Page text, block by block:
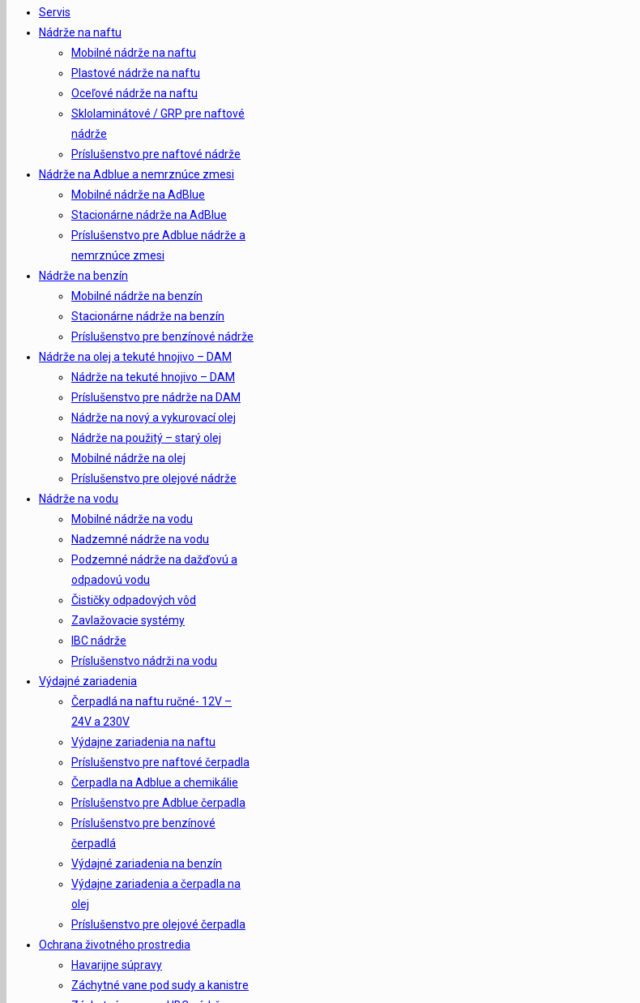
Servis
Nádrže na naftu
Mobilné nádrže na naftu
Plastové nádrže na naftu
Oceľové nádrže na naftu
Sklolaminátové / GRP pre naftové
nádrže
Príslušenstvo pre naftové nádrže
Nádrže na Adblue a nemrznúce zmesi
Mobilné nádrže na AdBlue
Stacionárne nádrže na AdBlue
Príslušenstvo pre Adblue nádrže a
nemrznúce zmesi
Nádrže na benzín
Mobilné nádrže na benzín
Stacionárne nádrže na benzín
Príslušenstvo pre benzínové nádrže
Nádrže na olej a tekuté hnojivo – DAM
Nádrže na tekuté hnojivo – DAM
Príslušenstvo pre nádrže na DAM
Nádrže na nový a vykurovací olej
Nádrže na použitý – starý olej
Mobilné nádrže na olej
Príslušenstvo pre olejové nádrže
Nádrže na vodu
Mobilné nádrže na vodu
Nadzemné nádrže na vodu
Podzemné nádrže na dažďovú a
odpadovú vodu
Čističky odpadových vôd
Zavlažovacie systémy
IBC nádrže
Príslušenstvo nádrži na vodu
Výdajné zariadenia
Čerpadlá na naftu ručné- 12V –
24V a 230V
Výdajne zariadenia na naftu
Príslušenstvo pre naftové čerpadla
Čerpadla na Adblue a chemikálie
Príslušenstvo pre Adblue čerpadla
Príslušenstvo pre benzínové
čerpadlá
Výdajné zariadenia na benzín
Výdajne zariadenia a čerpadla na
olej
Príslušenstvo pre olejové čerpadla
Ochrana životného prostredia
Havarijne súpravy
Záchytné vane pod sudy a kanistre